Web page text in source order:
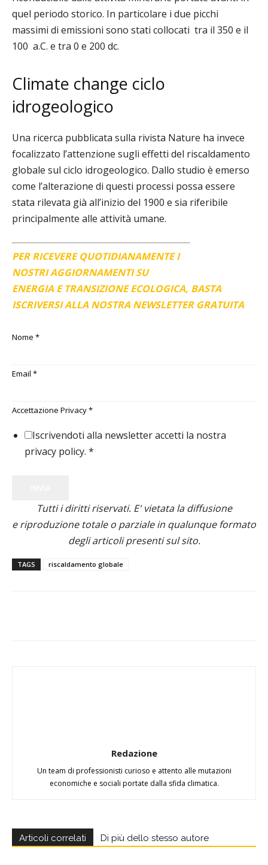
quel periodo storico. In particolare i due picchi
massimi di emissioni sono stati collocati tra il 350 e il
100 a.C. e tra 0 e 200 dc.
Climate change ciclo
idrogeologico
Una ricerca pubblicata sulla rivista Nature ha invece
focalizzato l’attenzione sugli effetti del riscaldamento
globale sul ciclo idrogeologico. Dallo studio è emerso
come l’alterazione di questi processi possa essere
stata rilevata già all’inizio del 1900 e sia riferibile
principalmente alle attività umane.
PER RICEVERE QUOTIDIANAMENTE I
NOSTRI AGGIORNAMENTI SU
ENERGIA E TRANSIZIONE ECOLOGICA, BASTA
ISCRIVERSI ALLA NOSTRA NEWSLETTER GRATUITA
Nome *
Email *
Accettazione Privacy*
Iscrivendoti alla newsletter accetti la nostra
privacy policy. *
Tutti i diritti riservati. E' vietata la diffusione
e riproduzione totale o parziale in qualunque formato
degli articoli presenti sul sito.
TAGS riscaldamento globale
Redazione
Un team di professionisti curioso e attento alle mutazioni
economiche e sociali portate dalla sfida climatica.
Articoli correlati Di più dello stesso autore